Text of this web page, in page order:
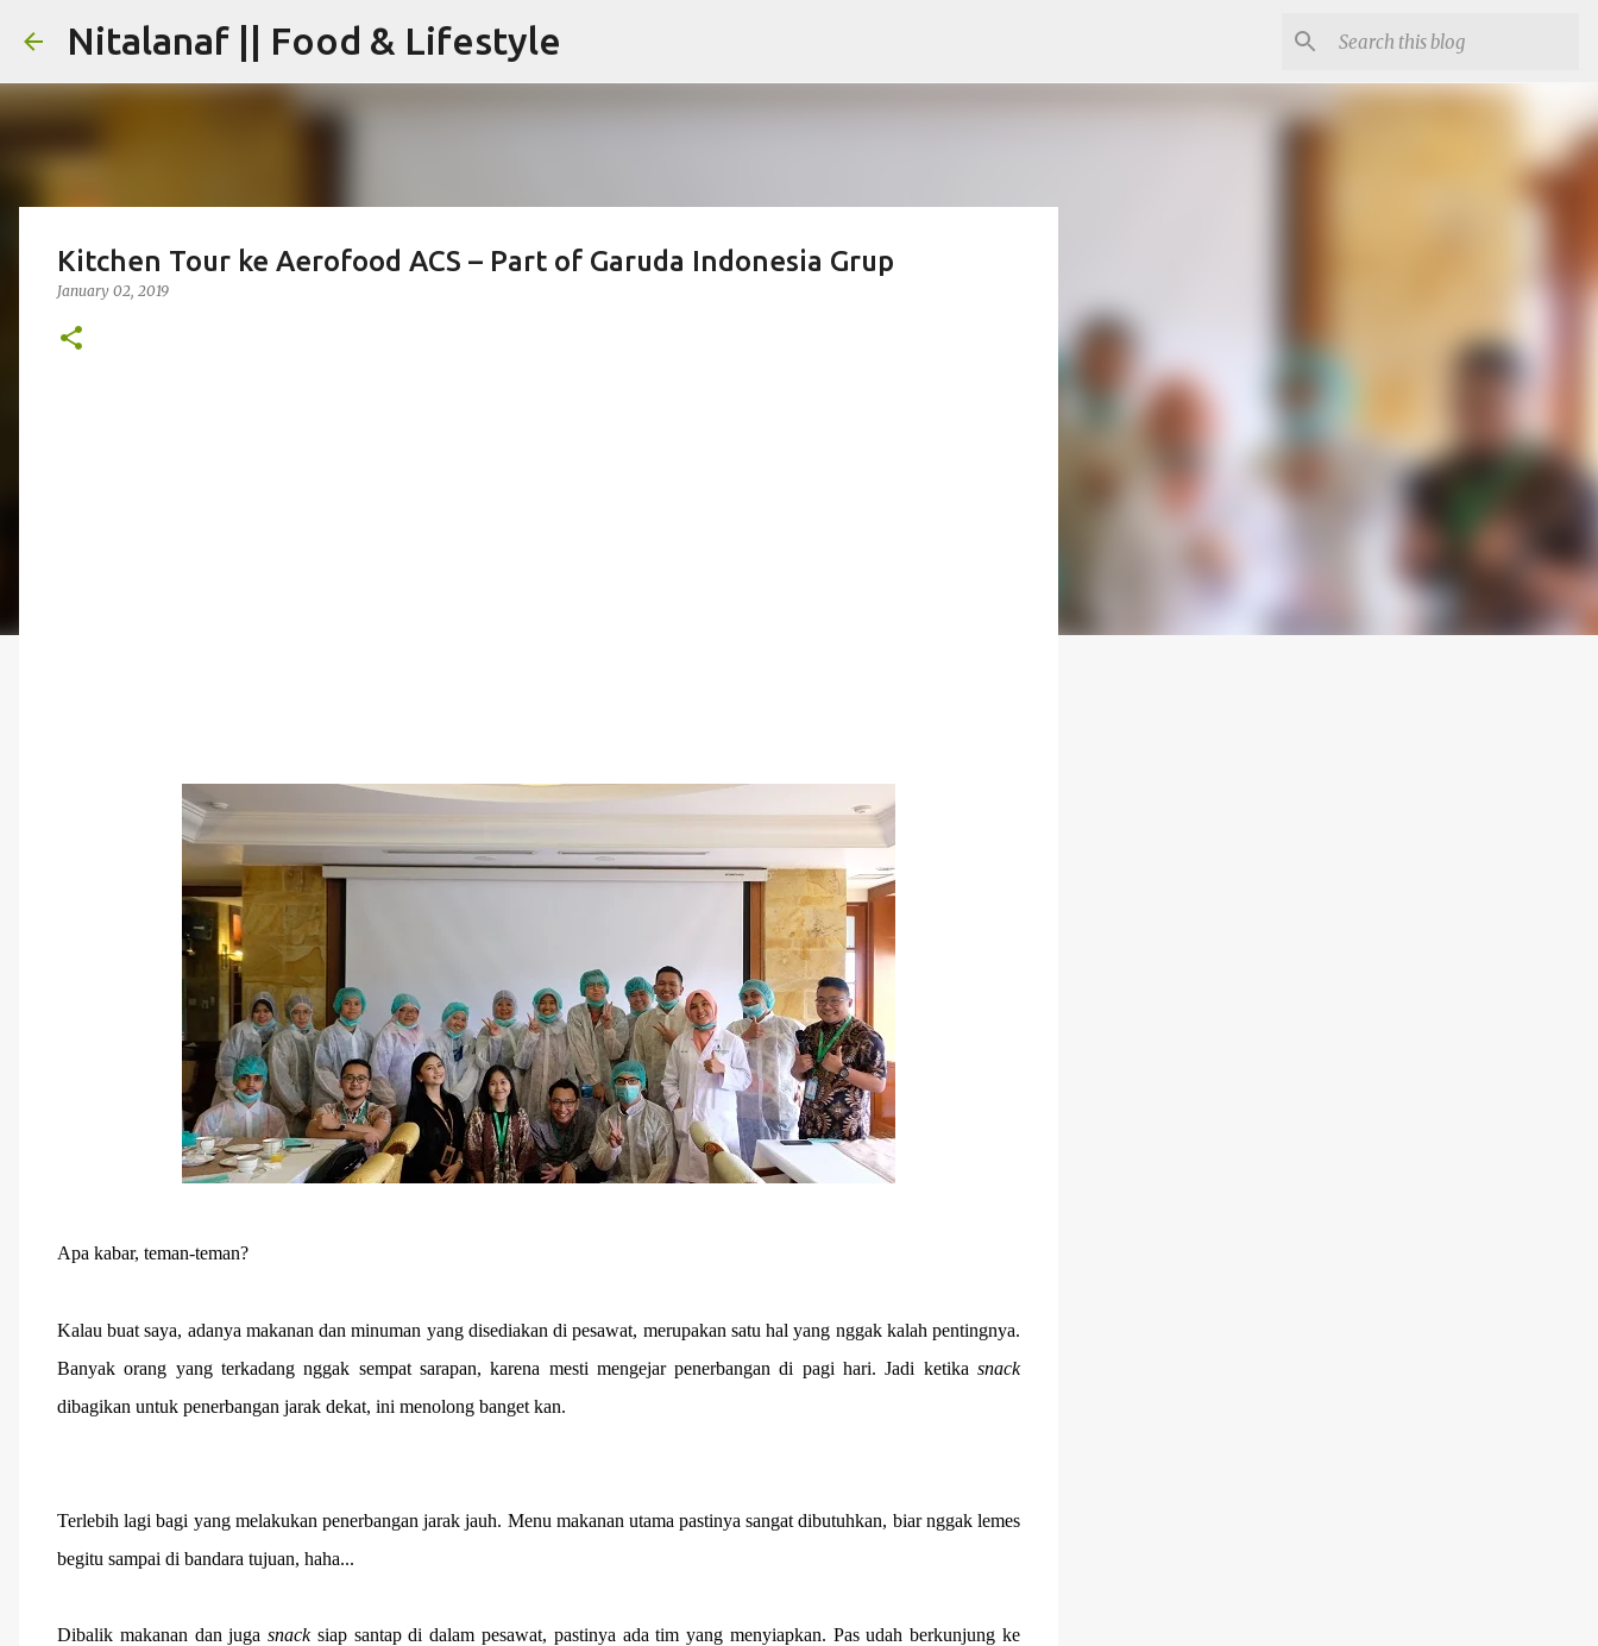
Nitalanaf || Food & Lifestyle
Kitchen Tour ke Aerofood ACS – Part of Garuda Indonesia Grup
January 02, 2019
Apa kabar, teman-teman?
Kalau buat saya, adanya makanan dan minuman yang disediakan di pesawat, merupakan satu hal yang nggak kalah pentingnya.
Banyak orang yang terkadang nggak sempat sarapan, karena mesti mengejar penerbangan di pagi hari. Jadi ketika snack
dibagikan untuk penerbangan jarak dekat, ini menolong banget kan.
Terlebih lagi bagi yang melakukan penerbangan jarak jauh. Menu makanan utama pastinya sangat dibutuhkan, biar nggak lemes
begitu sampai di bandara tujuan, haha...
Dibalik makanan dan jugasnacksiap santap di dalam pesawat, pastinya ada tim yang menyiapkan. Pas udah berkunjung ke